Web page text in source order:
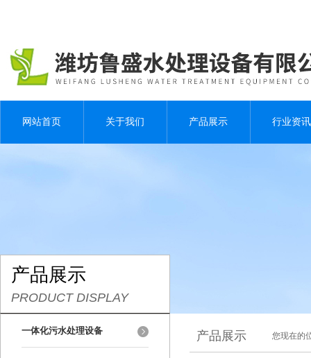
网站首页 关于我们 产品展示 行业资讯
产品展示
PRODUCT DISPLAY
一体化污水处理设备 产品展示 您现在的